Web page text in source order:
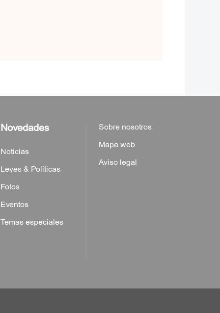
Novedades
Noticias
Leyes & Políticas
Fotos
Eventos
Temas especiales
Sobre nosotros
Mapa web
Aviso legal